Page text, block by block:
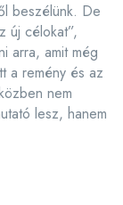
beszélünk. De
új célokat”,
arra, amit még
a remény és az
nem
lesz, hanem